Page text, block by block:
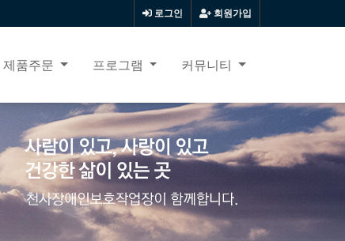
회원가입
로그인
제품주문 프로그램 커뮤니티